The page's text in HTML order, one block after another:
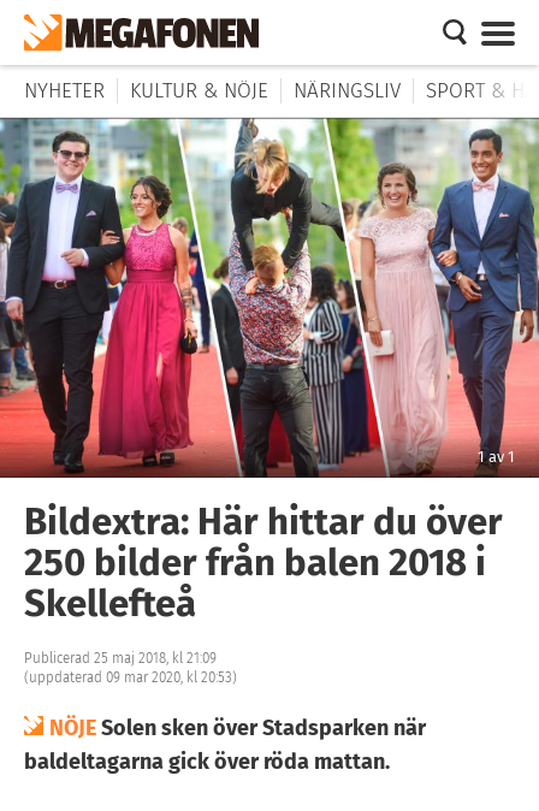
NYHETER KULTUR & NÖJE NÄRINGSLIV SPORT &
1av1
Bildextra: Här hittar du över
250 bilder från balen 2018 i
Skellefteå
Publicerad 25 maj 2018, kl 21:09
(uppdaterad 09 mar 2020, kl 20:53)
NÖJESolen sken över Stadsparken när
baldeltagarna gick över röda mattan.